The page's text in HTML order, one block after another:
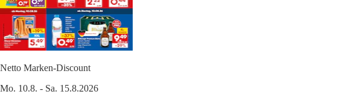
Netto Marken-Discount
Mo. 10.8. - Sa. 15.8.2026